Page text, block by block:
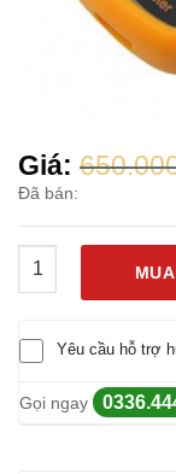
Giá:
Đã bán:
Máy Đo Tốc Độ
Yêu cầu hỗ trợ
Gọi ngay